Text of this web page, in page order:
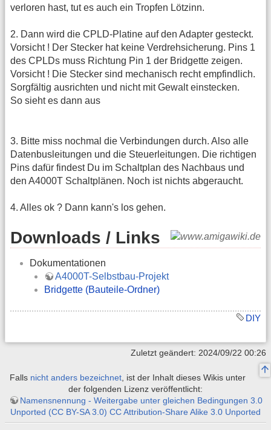
verloren hast, tut es auch ein Tropfen Lötzinn.
2. Dann wird die CPLD-Platine auf den Adapter gesteckt.
Vorsicht ! Der Stecker hat keine Verdrehsicherung. Pins 1
des CPLDs muss Richtung Pin 1 der Bridgette zeigen.
Vorsicht ! Die Stecker sind mechanisch recht empfindlich.
Sorgfältig ausrichten und nicht mit Gewalt einstecken.
So sieht es dann aus
3. Bitte miss nochmal die Verbindungen durch. Also alle
Datenbusleitungen und die Steuerleitungen. Die richtigen
Pins dafür findest Du im Schaltplan des Nachbaus und
den A4000T Schaltplänen. Noch ist nichts abgeraucht.
4. Alles ok ? Dann kann's los gehen.
Downloads / Links
Dokumentationen
A4000T-Selbstbau-Projekt
Bridgette (Bauteile-Ordner)
DIY
Zuletzt geändert: 2024/09/22 00:26
Falls nicht anders bezeichnet, ist der Inhalt dieses Wikis unter
der folgenden Lizenz veröffentlicht:
Namensnennung - Weitergabe unter gleichen Bedingungen 3.0
Unported (CC BY-SA 3.0) CC Attribution-Share Alike 3.0 Unported